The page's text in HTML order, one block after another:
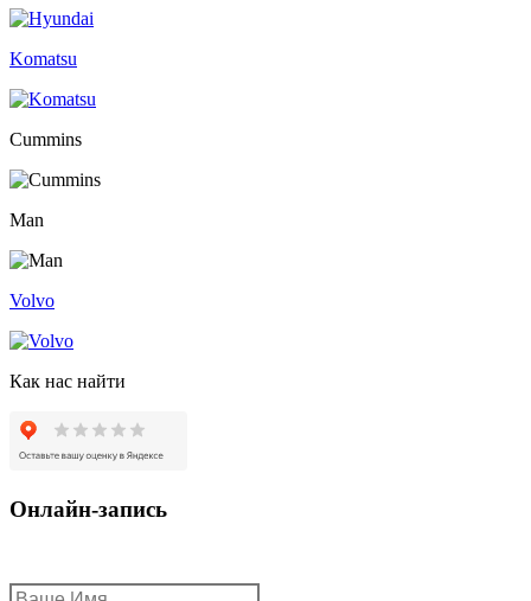
Komatsu
Сummins
Man
Volvo
Как нас найти
Онлайн-запись